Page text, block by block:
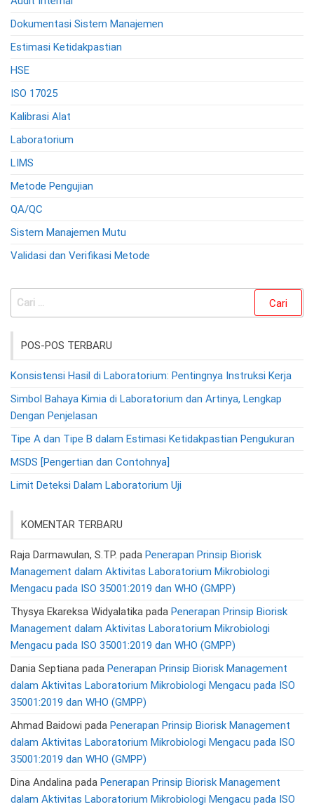
Dokumentasi Sistem Manajemen
Estimasi Ketidakpastian
HSE
ISO 17025
Kalibrasi Alat
Laboratorium
LIMS
Metode Pengujian
QA/QC
Sistem Manajemen Mutu
Validasi dan Verifikasi Metode
Cari
POS-POS TERBARU
Konsistensi Hasil di Laboratorium: Pentingnya Instruksi Kerja
Simbol Bahaya Kimia di Laboratorium dan Artinya, Lengkap
Dengan Penjelasan
Tipe A dan Tipe B dalam Estimasi Ketidakpastian Pengukuran
MSDS [Pengertian dan Contohnya]
Limit Deteksi Dalam Laboratorium Uji
KOMENTAR TERBARU
Raja Darmawulan, S.TP. pada Penerapan Prinsip Biorisk
Management dalam Aktivitas Laboratorium Mikrobiologi
Mengacu pada ISO 35001:2019 dan WHO (GMPP)
Thysya Ekareksa Widyalatika pada Penerapan Prinsip Biorisk
Management dalam Aktivitas Laboratorium Mikrobiologi
Mengacu pada ISO 35001:2019 dan WHO (GMPP)
Dania Septiana pada Penerapan Prinsip Biorisk Management
dalam Aktivitas Laboratorium Mikrobiologi Mengacu pada ISO
35001:2019 dan WHO (GMPP)
Ahmad Baidowi pada Penerapan Prinsip Biorisk Management
dalam Aktivitas Laboratorium Mikrobiologi Mengacu pada ISO
35001:2019 dan WHO (GMPP)
Dina Andalina pada Penerapan Prinsip Biorisk Management
dalam Aktivitas Laboratorium Mikrobiologi Mengacu pada ISO